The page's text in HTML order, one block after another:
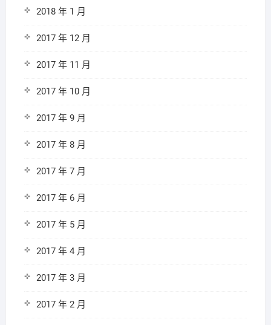
2018 年 1 月
2017 年 12 月
2017 年 11 月
2017 年 10 月
2017 年 9 月
2017 年 8 月
2017 年 7 月
2017 年 6 月
2017 年 5 月
2017 年 4 月
2017 年 3 月
2017 年 2 月